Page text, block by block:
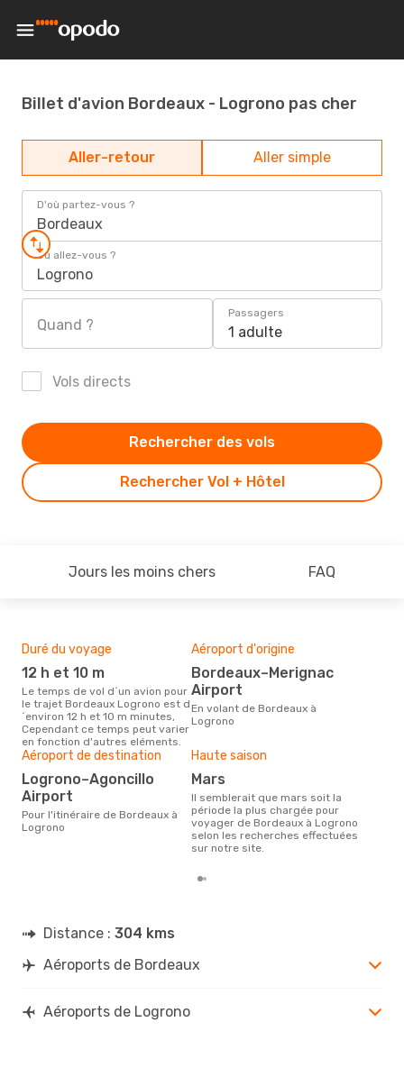
Billet d'avion Bordeaux - Logrono pas cher
Aller-retour Aller simple
D'où partez-vous ?
Bordeaux
Où allez-vous ?
Logrono
Quand ?
Passagers
1 adulte
Vols directs
Rechercher Vol + Hôtel
Rechercher des vols
Jours les moins chers FAQ
Duré du voyage
12 h et 10 m
Le temps de vol d´un avion pour
le trajet Bordeaux Logrono est d
´environ 12 h et 10 m minutes,
Cependant ce temps peut varier
en fonction d'autres eléments.
Aéroport d'origine
Bordeaux–Merignac
Airport
En volant de Bordeaux à
Logrono
Aéroport de destination
Logrono–Agoncillo
Airport
Pour l'itinéraire de Bordeaux à
Logrono
Haute saison
mars
Il semblerait que mars soit la
période la plus chargée pour
voyager de Bordeaux à Logrono
selon les recherches effectuées
sur notre site.
Distance : 304 kms
Aéroports de Bordeaux
Aéroports de Logrono